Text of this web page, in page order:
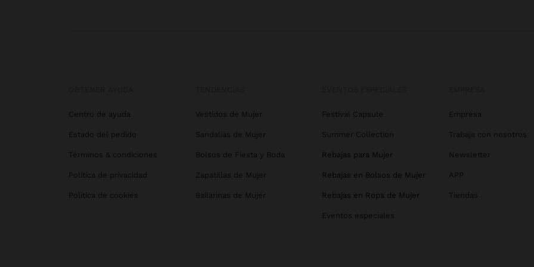
Centro de ayuda
Estado del pedido
Términos & condiciones
Política de privacidad
Política de cookies
Vestidos de Mujer
Sandalias de Mujer
Bolsos de Fiesta y Boda
Zapatillas de Mujer
Bailarinas de Mujer
Festival Capsule
Summer Collection
Rebajas para Mujer
Rebajas en Bolsos de Mujer
Rebajas en Ropa de Mujer
Eventos especiales
Empresa
Trabaja con nosotros
Newsletter
APP
Tiendas